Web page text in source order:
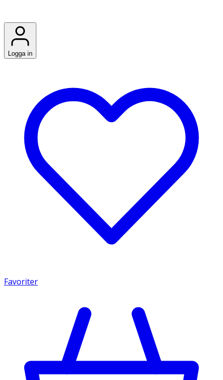
Logga in
Favoriter